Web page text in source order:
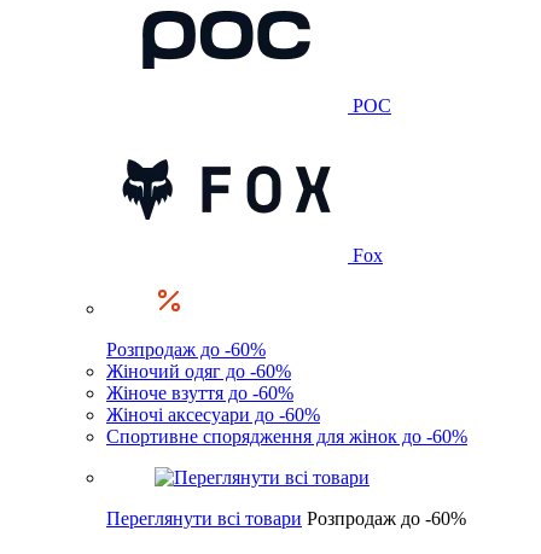
POC
Fox
Розпродаж до -60%
Жіночий одяг до -60%
Жіноче взуття до -60%
Жіночі аксесуари до -60%
Спортивне спорядження для жінок до -60%
Переглянути всі товари Розпродаж до -60%